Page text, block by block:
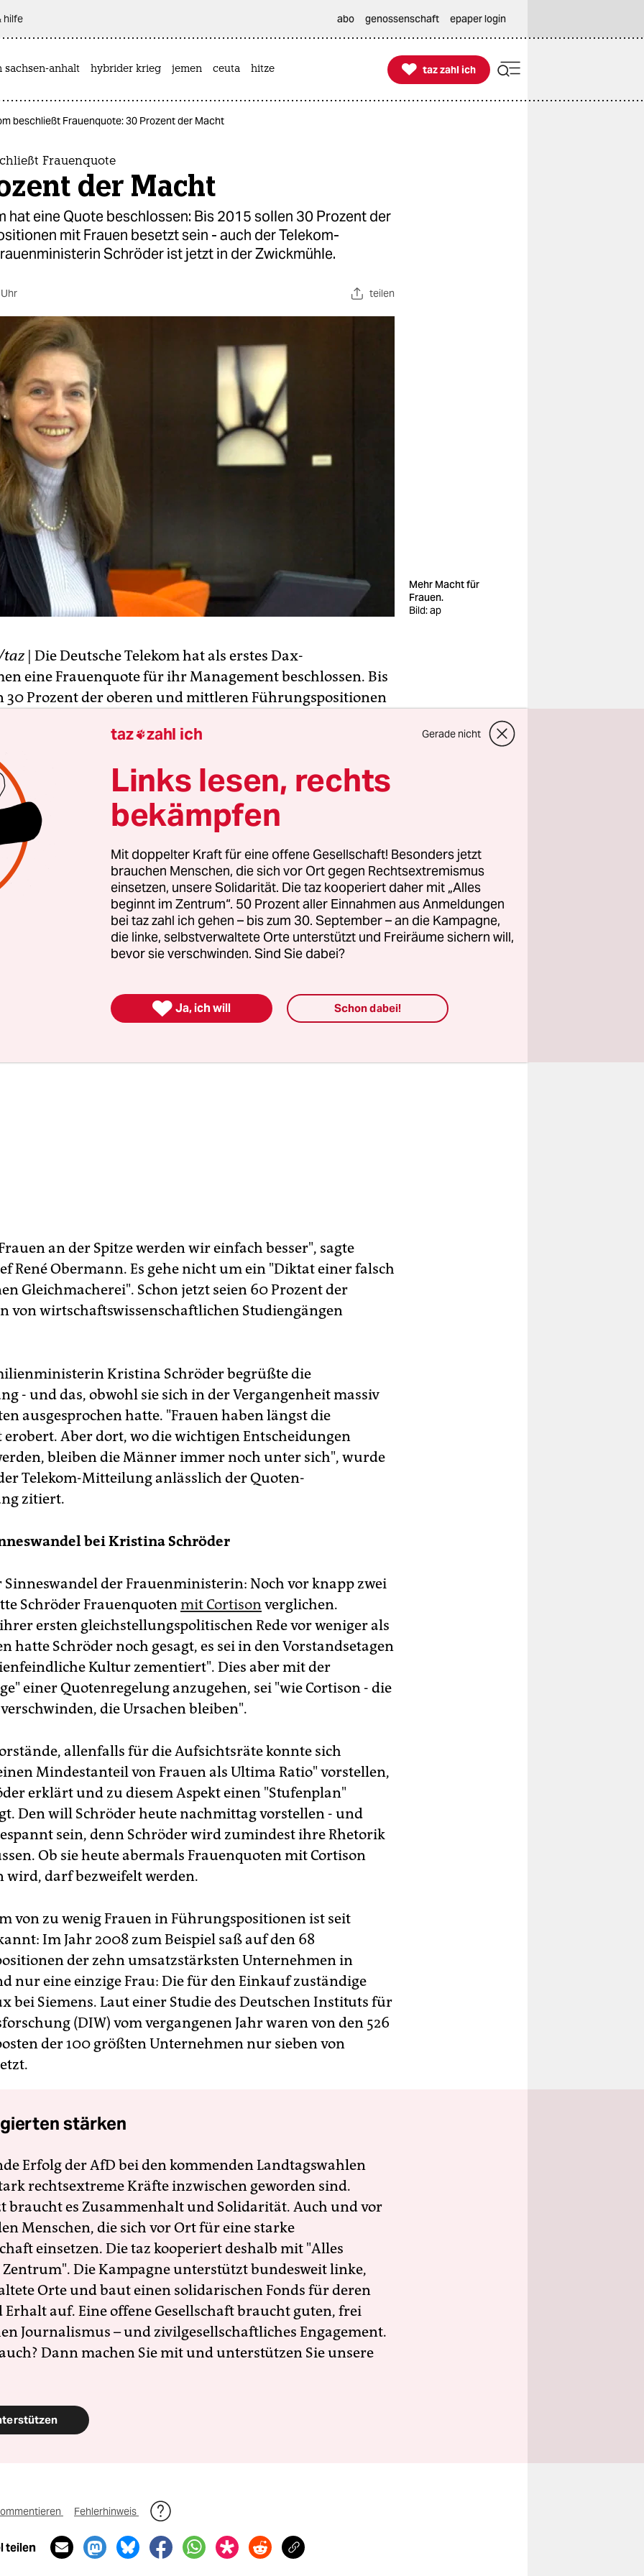
hilfe abo genossenschaft epaper login
sachsen-anhalt hybrider krieg jemen ceuta hitze 
taz zahl ich
taz zahl ich
beschließt Frauenquote: 30 Prozent der Macht
Frauenquote
der Macht
hat eine Quote beschlossen: Bis 2015 sollen 30 Prozent der
mit Frauen besetzt sein - auch der Telekom-
Schröder ist jetzt in der Zwickmühle.
teilen
Mehr Macht für
Frauen.
Bild: ap
| Die Deutsche Telekom hat als erstes Dax-
eine Frauenquote für ihr Management beschlossen. Bis
30 Prozent der oberen und mittleren Führungspositionen
Die Regelung soll weltweit gelten und auch für den
wie die Telekom auf
will die Telekom Zielwerte beispielsweise bei
von Hochschulabsolventen oder Auswahlprozessen
Thomas Sattelberger sagte, der Telekom
die spürbare und nachhaltige Umsetzung von
für die besten Talente, egal welchen Geschlechts.
Maßnahmen zur Frauenförderung waren redlich
der durchschlagende Erfolg blieb wie in allen großen
an der Spitze werden wir einfach besser", sagte
René Obermann. Es gehe nicht um ein "Diktat einer falsch
Gleichmacherei". Schon jetzt seien 60 Prozent der
von wirtschaftswissenschaftlichen Studiengängen
Kristina Schröder begrüßte die
- und das, obwohl sie sich in der Vergangenheit massiv
ausgesprochen hatte. "Frauen haben längst die
Aber dort, wo die wichtigen Entscheidungen
bleiben die Männer immer noch unter sich", wurde
Telekom-Mitteilung anlässlich der Quoten-
zitiert.
bei Kristina Schröder
Sinneswandel der Frauenministerin: Noch vor knapp zwei
Schröder Frauenquotenmit Cortisonverglichen.
ersten gleichstellungspolitischen Rede vor weniger als
hatte Schröder noch gesagt, es sei in den Vorstandsetagen
Kultur zementiert". Dies aber mit der
einer Quotenregelung anzugehen, sei "wie Cortison - die
die Ursachen bleiben".
allenfalls für die Aufsichtsräte konnte sich
Mindestanteil von Frauen als Ultima Ratio" vorstellen,
erklärt und zu diesem Aspekt einen "Stufenplan"
Den will Schröder heute nachmittag vorstellen - und
sein, denn Schröder wird zumindest ihre Rhetorik
Ob sie heute abermals Frauenquoten mit Cortison
wird, darf bezweifelt werden.
von zu wenig Frauen in Führungspositionen ist seit
Im Jahr 2008 zum Beispiel saß auf den 68
der zehn umsatzstärksten Unternehmen in
nur eine einzige Frau: Die für den Einkauf zuständige
bei Siemens. Laut einer Studie des Deutschen Instituts für
(DIW) vom vergangenen Jahr waren von den 526
der 100 größten Unternehmen nur sieben von
stärken
Erfolg der AfD bei den kommenden Landtagswahlen
rechtsextreme Kräfte inzwischen geworden sind.
braucht es Zusammenhalt und Solidarität. Auch und vor
Menschen, die sich vor Ort für eine starke
einsetzen. Die taz kooperiert deshalb mit "Alles
Die Kampagne unterstützt bundesweit linke,
Orte und baut einen solidarischen Fonds für deren
Erhalt auf. Eine offene Gesellschaft braucht guten, frei
Journalismus – und zivilgesellschaftliches Engagement.
Dann machen Sie mit und unterstützen Sie unsere
Fehlerhinweis
teilen
taz zahl ich Gerade nicht
Links lesen, rechts
bekämpfen
Mit doppelter Kraft für eine offene Gesellschaft! Besonders jetzt
brauchen Menschen, die sich vor Ort gegen Rechtsextremismus
einsetzen, unsere Solidarität. Die taz kooperiert daher mit „Alles
beginnt im Zentrum“. 50 Prozent aller Einnahmen aus Anmeldungen
bei taz zahl ich gehen – bis zum 30. September – an die Kampagne,
die linke, selbstverwaltete Orte unterstützt und Freiräume sichern will,
bevor sie verschwinden. Sind Sie dabei?
 Ja, ich will Schon dabei!